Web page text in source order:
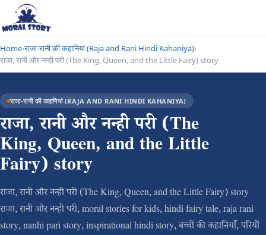
Home›राजा-रानी की कहानियां (Raja and Rani Hindi Kahaniya)›
राजा, रानी और नन्ही परी (The King, Queen, and the Little Fairy) story
राजा-रानी की कहानियां (RAJA AND RANI HINDI KAHANIYA)
राजा, रानी और नन्ही परी (The
King, Queen, and the Little
Fairy) story
राजा, रानी और नन्ही परी (The King, Queen, and the Little Fairy) story
राजा, रानी और नन्ही परी, moral stories for kids, hindi fairy tale, raja rani
story, nanhi pari story, inspirational hindi story, बच्चों की कहानियाँ, परियों